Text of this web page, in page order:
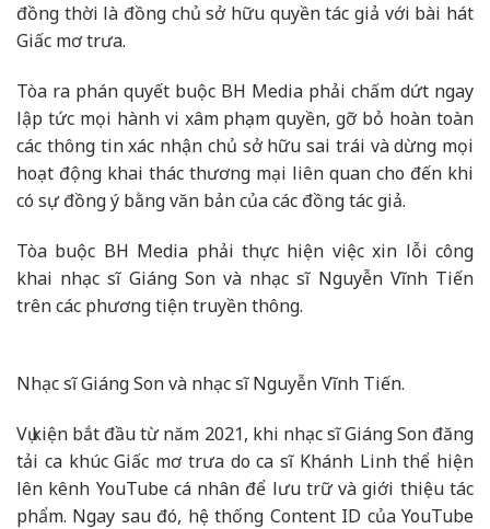
đồng thời là đồng chủ sở hữu quyền tác giả với bài hát
Giấc mơ trưa.
Tòa ra phán quyết buộc BH Media phải chấm dứt ngay
lập tức mọi hành vi xâm phạm quyền, gỡ bỏ hoàn toàn
các thông tin xác nhận chủ sở hữu sai trái và dừng mọi
hoạt động khai thác thương mại liên quan cho đến khi
có sự đồng ý bằng văn bản của các đồng tác giả.
Tòa buộc BH Media phải thực hiện việc xin lỗi công
khai nhạc sĩ Giáng Son và nhạc sĩ Nguyễn Vĩnh Tiến
trên các phương tiện truyền thông.
Nhạc sĩ Giáng Son và nhạc sĩ Nguyễn Vĩnh Tiến.
Vụ kiện bắt đầu từ năm 2021, khi nhạc sĩ Giáng Son đăng
tải ca khúc Giấc mơ trưa do ca sĩ Khánh Linh thể hiện
lên kênh YouTube cá nhân để lưu trữ và giới thiệu tác
phẩm. Ngay sau đó, hệ thống Content ID của YouTube